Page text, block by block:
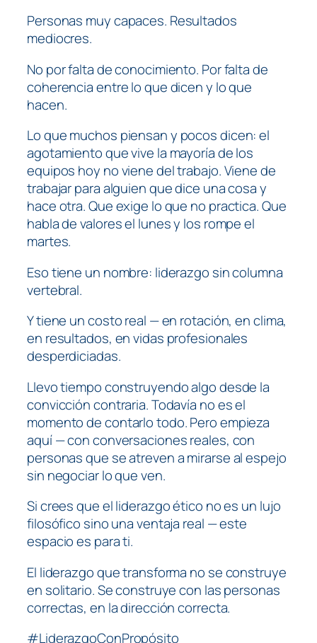
Personas muy capaces. Resultados
mediocres.
No por falta de conocimiento. Por falta de
coherencia entre lo que dicen y lo que
hacen.
Lo que muchos piensan y pocos dicen: el
agotamiento que vive la mayoría de los
equipos hoy no viene del trabajo. Viene de
trabajar para alguien que dice una cosa y
hace otra. Que exige lo que no practica. Que
habla de valores el lunes y los rompe el
martes.
Eso tiene un nombre: liderazgo sin columna
vertebral.
Y tiene un costo real — en rotación, en clima,
en resultados, en vidas profesionales
desperdiciadas.
Llevo tiempo construyendo algo desde la
convicción contraria. Todavía no es el
momento de contarlo todo. Pero empieza
aquí — con conversaciones reales, con
personas que se atreven a mirarse al espejo
sin negociar lo que ven.
Si crees que el liderazgo ético no es un lujo
filosófico sino una ventaja real — este
espacio es para ti.
El liderazgo que transforma no se construye
en solitario. Se construye con las personas
correctas, en la dirección correcta.
#LiderazgoConPropósito